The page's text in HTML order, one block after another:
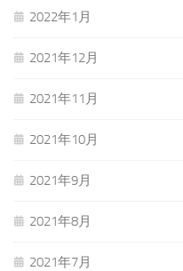
2022年1月
2021年12月
2021年11月
2021年10月
2021年9月
2021年8月
2021年7月